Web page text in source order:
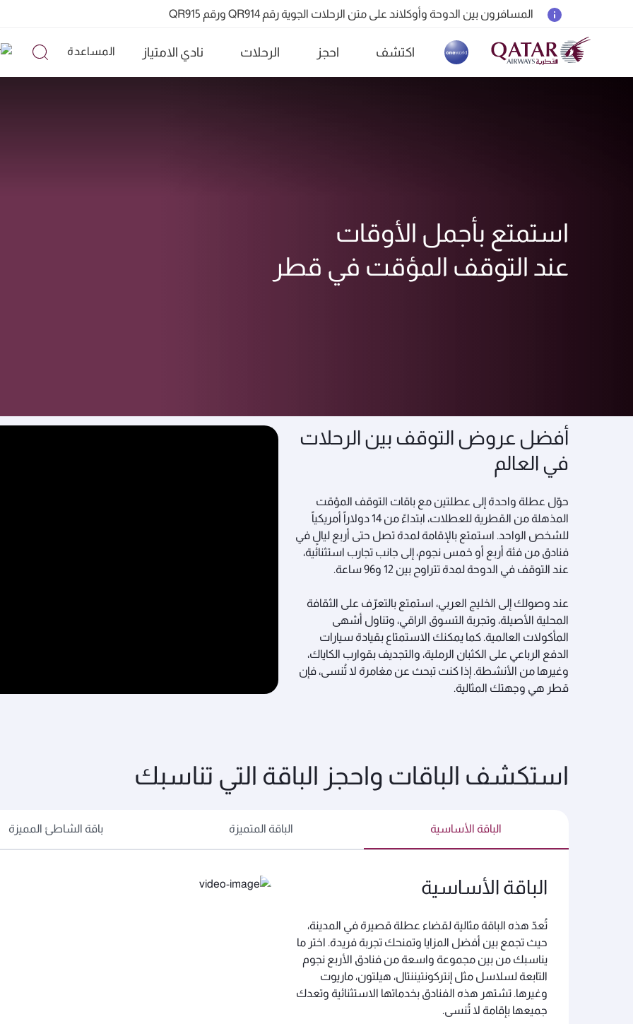
المسافرون بين الدوحة وأوكلاند على متن الرحلات الجوية رقم QR914 ورقم QR915
6 أغسطس 2026: الخطوط الجوية القطرية تستأنف رحلاتها الجوية إلى البحرين (BAH) وإربيل (EBL) والكويت (KWI)
اكتشف
(active)
احجز الرحلات نادي الامتياز المساعدة
استمتع بأجمل الأوقات
عند التوقف المؤقت في قطر
أفضل عروض التوقف بين الرحلات
في العالم
حوّل عطلة واحدة إلى عطلتين مع باقات التوقف المؤقت
المذهلة من القطرية للعطلات، ابتداءً من 14 دولاراً أمريكياً
للشخص الواحد. استمتع بالإقامة لمدة تصل حتى أربع ليالٍ في
فنادق من فئة أربع أو خمس نجوم، إلى جانب تجارب استثنائية،
عند التوقف في الدوحة لمدة تتراوح بين 12 و96 ساعة.
عند وصولك إلى الخليج العربي، استمتع بالتعرّف على الثقافة
المحلية الأصيلة، وتجربة التسوق الراقي، وتناول أشهى
المأكولات العالمية. كما يمكنك الاستمتاع بقيادة سيارات
الدفع الرباعي على الكثبان الرملية، والتجديف بقوارب الكاياك،
وغيرها من الأنشطة. إذا كنت تبحث عن مغامرة لا تُنسى، فإن
قطر هي وجهتك المثالية.
استكشف الباقات واحجز الباقة التي تناسبك
الباقة الأساسية الباقة المتميزة باقة الشاطئ المميزة
الباقة الأساسية
تُعدّ هذه الباقة مثالية لقضاء عطلة قصيرة في المدينة،
حيث تجمع بين أفضل المزايا وتمنحك تجربة فريدة. اختر ما
يناسبك من بين مجموعة واسعة من فنادق الأربع نجوم
التابعة لسلاسل مثل إنتركونتيننتال، هيلتون، ماريوت
وغيرها. تشتهر هذه الفنادق بخدماتها الاستثنائية وتعدك
جميعها بإقامة لا تُنسى.